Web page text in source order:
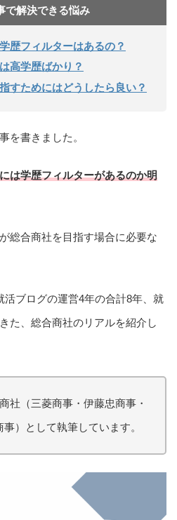
で解決できる悩み
歴フィルターはあるの？
高学歴ばかり？
すためにはどうしたら良い？
を書きました。
は学歴フィルターがあるのか明
総合商社を目指す場合に必要な
活ブログの運営4年の合計8年、就
た、総合商社のリアルを紹介し
社（三菱商事・伊藤忠商事・
）として執筆しています。